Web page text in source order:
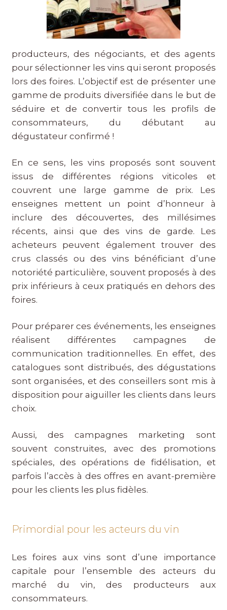
producteurs, des négociants, et des agents
pour sélectionner les vins qui seront proposés
lors des foires. L’objectif est de présenter une
gamme de produits diversifiée dans le but de
séduire et de convertir tous les profils de
consommateurs, du débutant au
dégustateur confirmé !
En ce sens, les vins proposés sont souvent
issus de différentes régions viticoles et
couvrent une large gamme de prix. Les
enseignes mettent un point d’honneur à
inclure des découvertes, des millésimes
récents, ainsi que des vins de garde. Les
acheteurs peuvent également trouver des
crus classés ou des vins bénéficiant d’une
notoriété particulière, souvent proposés à des
prix inférieurs à ceux pratiqués en dehors des
foires.
Pour préparer ces événements, les enseignes
réalisent différentes campagnes de
communication traditionnelles. En effet, des
catalogues sont distribués, des dégustations
sont organisées, et des conseillers sont mis à
disposition pour aiguiller les clients dans leurs
choix.
Aussi, des campagnes marketing sont
souvent construites, avec des promotions
spéciales, des opérations de fidélisation, et
parfois l’accès à des offres en avant-première
pour les clients les plus fidèles.
Primordial pour les acteurs du vin
Les foires aux vins sont d’une importance
capitale pour l’ensemble des acteurs du
marché du vin, des producteurs aux
consommateurs.